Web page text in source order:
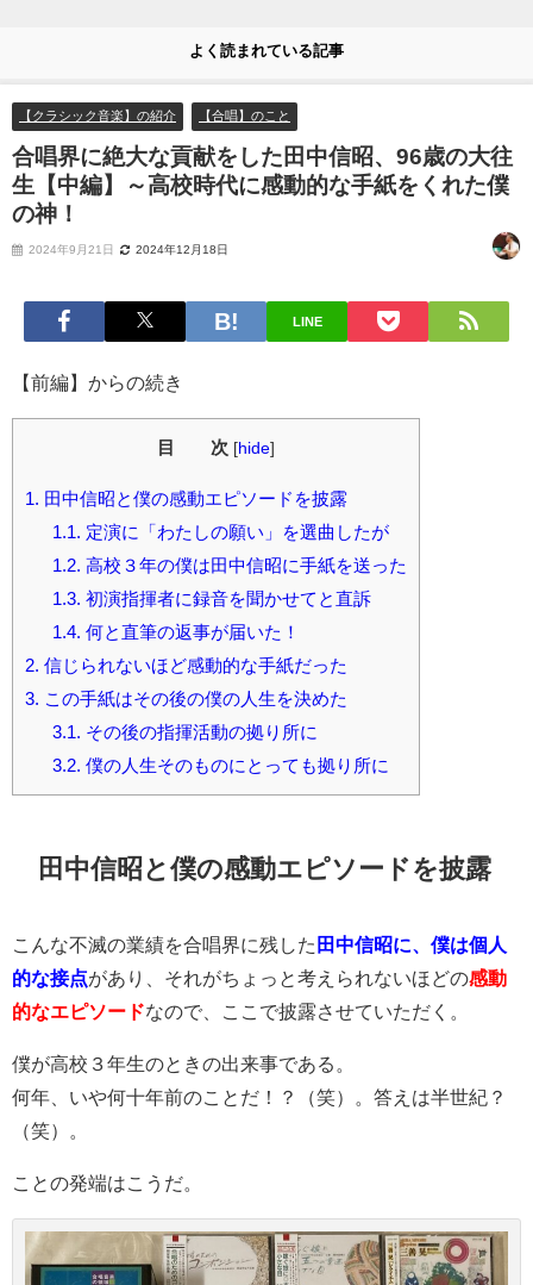
よく読まれている記事
【クラシック音楽】の紹介 【合唱】のこと
合唱界に絶大な貢献をした田中信昭、96歳の大往
生【中編】～高校時代に感動的な手紙をくれた僕
の神！
2024年9月21日 2024年12月18日
LINE
【前編】からの続き
目 次 [hide]
1. 田中信昭と僕の感動エピソードを披露
1.1. 定演に「わたしの願い」を選曲したが
1.2. 高校３年の僕は田中信昭に手紙を送った
1.3. 初演指揮者に録音を聞かせてと直訴
1.4. 何と直筆の返事が届いた！
2. 信じられないほど感動的な手紙だった
3. この手紙はその後の僕の人生を決めた
3.1. その後の指揮活動の拠り所に
3.2. 僕の人生そのものにとっても拠り所に
田中信昭と僕の感動エピソードを披露
こんな不滅の業績を合唱界に残した 田中信昭に、僕は個人
的な接点があり、それがちょっと考えられないほどの感動
的なエピソードなので、ここで披露させていただく。
僕が高校３年生のときの出来事である。
何年、いや何十年前のことだ！？（笑）。答えは半世紀？
（笑）。
ことの発端はこうだ。